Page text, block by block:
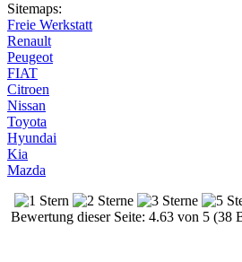
Sitemaps:
Freie Werkstatt
Renault
Peugeot
FIAT
Citroen
Nissan
Toyota
Hyundai
Kia
Mazda
Bewertung dieser Seite: 4.63 von 5 (38